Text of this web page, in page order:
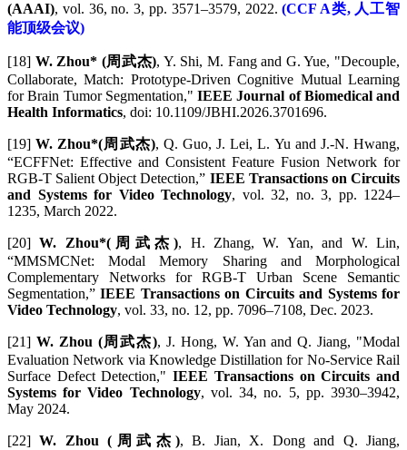
(AAAI), vol. 36, no. 3, pp. 3571–3579, 2022.(CCF A类, 人工智
能顶级会议)
[18] W. Zhou* (周武杰), Y. Shi, M. Fang and G. Yue, "Decouple,
Collaborate, Match: Prototype-Driven Cognitive Mutual Learning
for Brain Tumor Segmentation," IEEE Journal of Biomedical and
Health Informatics, doi: 10.1109/JBHI.2026.3701696.
[19] W. Zhou*(周武杰), Q. Guo, J. Lei, L. Yu and J.-N. Hwang,
“ECFFNet: Effective and Consistent Feature Fusion Network for
RGB-T Salient Object Detection,” IEEE Transactions on Circuits
and Systems for Video Technology, vol. 32, no. 3, pp. 1224–
1235, March 2022.
[20]W. Zhou*(周武杰), H. Zhang, W. Yan, and W. Lin,
“MMSMCNet: Modal Memory Sharing and Morphological
Complementary Networks for RGB-T Urban Scene Semantic
Segmentation,”IEEE Transactions on Circuits and Systems for
Video Technology, vol. 33, no. 12, pp. 7096–7108, Dec. 2023.
[21] W. Zhou (周武杰), J. Hong, W. Yan and Q. Jiang, "Modal
Evaluation Network via Knowledge Distillation for No-Service Rail
Surface Defect Detection,"IEEE Transactions on Circuits and
Systems for Video Technology, vol. 34, no. 5, pp. 3930–3942,
May 2024.
[22]W. Zhou (周武杰), B. Jian, X. Dong and Q. Jiang,